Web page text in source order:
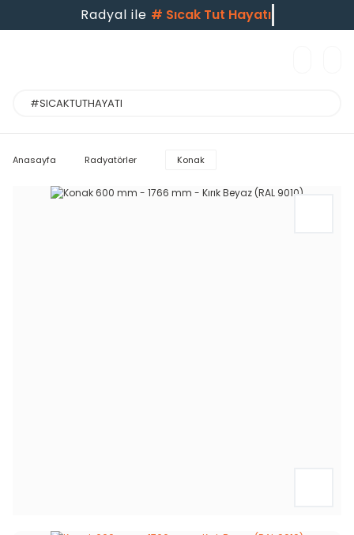
Radyal ile # Sıcak Tut Hayatı
Anasayfa Radyatörler Konak